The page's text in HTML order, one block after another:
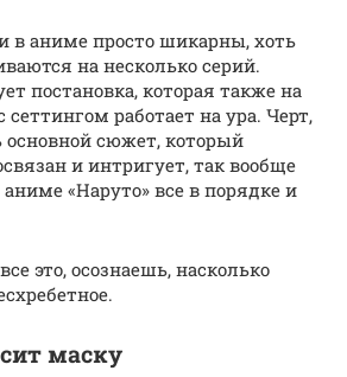
в аниме просто шикарны, хоть
на несколько серий.
постановка, которая также на
сеттингом работает на ура. Черт,
основной сюжет, который
и интригует, так вообще
«Наруто» все в порядке и
это, осознаешь, насколько
маску